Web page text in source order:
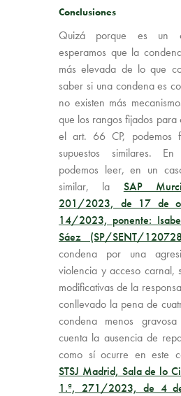
Conclusiones
Quizá porque es un
esperamos que la
más elevada de lo que
saber si una condena es
no existen más
que los rangos fijados
el art. 66 CP, podemos
supuestos similares.
podemos leer, en un
similar, la SAP
201/2023, de 17 de
14/2023, ponente:
Sáez (SP/SENT/
condena por una
violencia y acceso carnal,
modificativas de la
conllevado la pena de
condena menos
cuenta la ausencia de
como sí ocurre en este
STSJ Madrid, Sala de lo
1.ª, 271/2023, de 4